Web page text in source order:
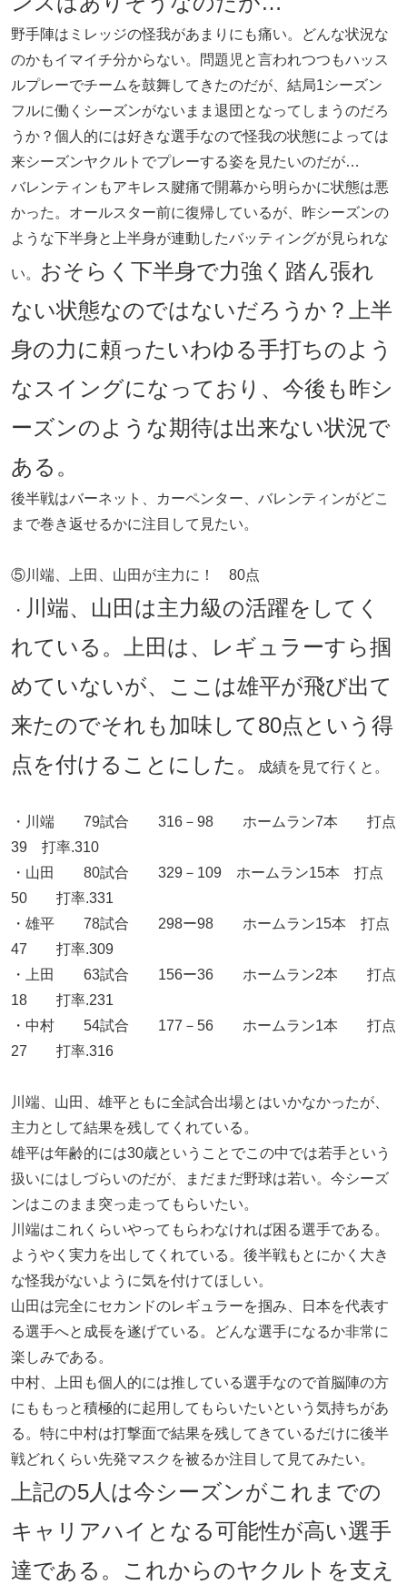
野手陣はミレッジの怪我があまりにも痛い。どんな状況な
のかもイマイチ分からない。問題児と言われつつもハッス
ルプレーでチームを鼓舞してきたのだが、結局1シーズン
フルに働くシーズンがないまま退団となってしまうのだろ
うか？個人的には好きな選手なので怪我の状態によっては
来シーズンヤクルトでプレーする姿を見たいのだが…
バレンティンもアキレス腱痛で開幕から明らかに状態は悪
かった。オールスター前に復帰しているが、昨シーズンの
ような下半身と上半身が連動したバッティングが見られな
い。
おそらく下半身で力強く踏ん張れ
ない状態なのではないだろうか？上半
身の力に頼ったいわゆる手打ちのよう
なスイングになっており、今後も昨シ
ーズンのような期待は出来ない状況で
ある。
後半戦はバーネット、カーペンター、バレンティンがどこ
まで巻き返せるかに注目して見たい。
⑤川端、上田、山田が主力に！ 80点
・ 川端、山田は主力級の活躍をしてく
れている。上田は、レギュラーすら掴
めていないが、ここは雄平が飛び出て
来たのでそれも加味して80点という得
点を付けることにした。
成績を見て行くと。
・川端 79試合 316－98 ホームラン7本 打点
39 打率.310
・山田 80試合 329－109 ホームラン15本 打点
50 打率.331
・雄平 78試合 298ー98 ホームラン15本 打点
47 打率.309
・上田 63試合 156ー36 ホームラン2本 打点
18 打率.231
・中村 54試合 177－56 ホームラン1本 打点
27 打率.316
川端、山田、雄平ともに全試合出場とはいかなかったが、
主力として結果を残してくれている。
雄平は年齢的には30歳ということでこの中では若手という
扱いにはしづらいのだが、まだまだ野球は若い。今シーズ
ンはこのまま突っ走ってもらいたい。
川端はこれくらいやってもらわなければ困る選手である。
ようやく実力を出してくれている。後半戦もとにかく大き
な怪我がないように気を付けてほしい。
山田は完全にセカンドのレギュラーを掴み、日本を代表す
る選手へと成長を遂げている。どんな選手になるか非常に
楽しみである。
中村、上田も個人的には推している選手なので首脳陣の方
にももっと積極的に起用してもらいたいという気持ちがあ
る。特に中村は打撃面で結果を残してきているだけに後半
戦どれくらい先発マスクを被るか注目して見てみたい。
上記の5人は今シーズンがこれまでの
キャリアハイとなる可能性が高い選手
達である。これからのヤクルトを支え